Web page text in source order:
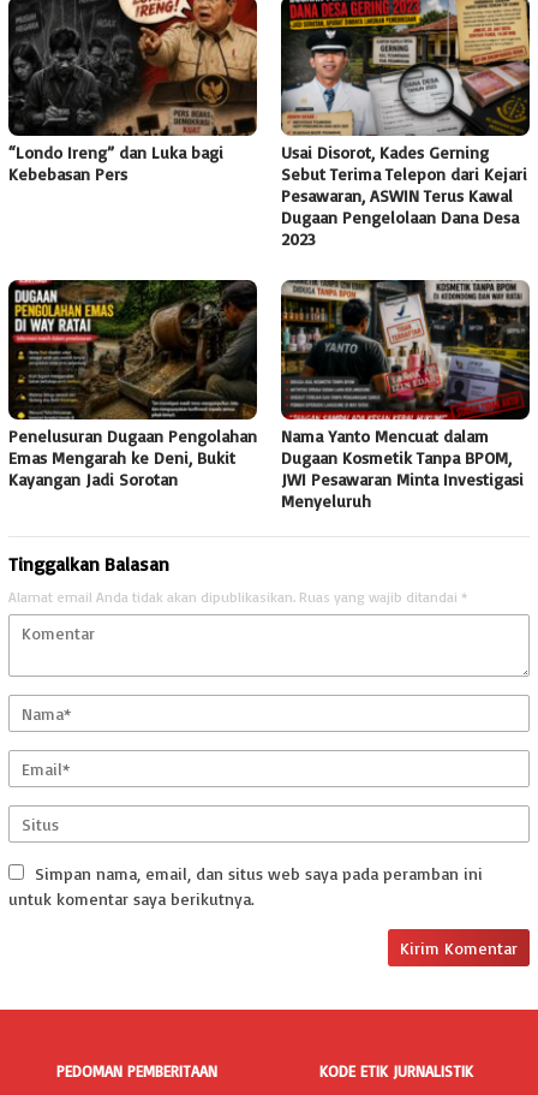
“Londo Ireng” dan Luka bagi
Kebebasan Pers
Usai Disorot, Kades Gerning
Sebut Terima Telepon dari Kejari
Pesawaran, ASWIN Terus Kawal
Dugaan Pengelolaan Dana Desa
2023
Penelusuran Dugaan Pengolahan
Emas Mengarah ke Deni, Bukit
Kayangan Jadi Sorotan
Nama Yanto Mencuat dalam
Dugaan Kosmetik Tanpa BPOM,
JWI Pesawaran Minta Investigasi
Menyeluruh
Tinggalkan Balasan
Alamat email Anda tidak akan dipublikasikan. Ruas yang wajib ditandai *
Simpan nama, email, dan situs web saya pada peramban ini
untuk komentar saya berikutnya.
PEDOMAN PEMBERITAAN KODE ETIK JURNALISTIK